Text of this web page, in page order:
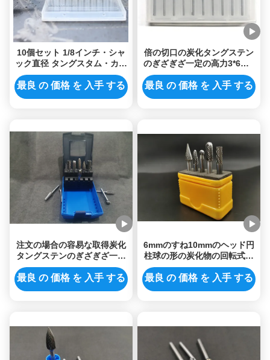
10個セット 1/8インチ・シャ
ック直径 タングスタム・カー
ビッド 精密金属加工用のロー
ータリー・バーとカッターフ
最良 の 価格 を 入手 する
倍の切口の炭化タングステン
のぎざぎざ一定の高力3*6mm
の炭化物の粉砕ビット
最良 の 価格 を 入手 する
注文の場合の容易な取得炭化
タングステンのぎざぎざ一定
の銀製の溶接PFERDのぎざぎ
ざ
最良 の 価格 を 入手 する
6mmのすね10mmのヘッド円
柱球の形の炭化物の回転式ぎ
ざぎざ
最良 の 価格 を 入手 する